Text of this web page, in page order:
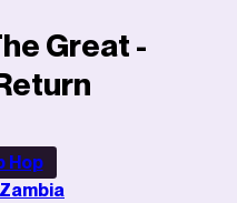
Great -
Hop
Zambia